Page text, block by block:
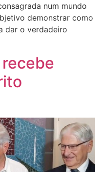
num mundo
demonstrar como
dar o verdadeiro